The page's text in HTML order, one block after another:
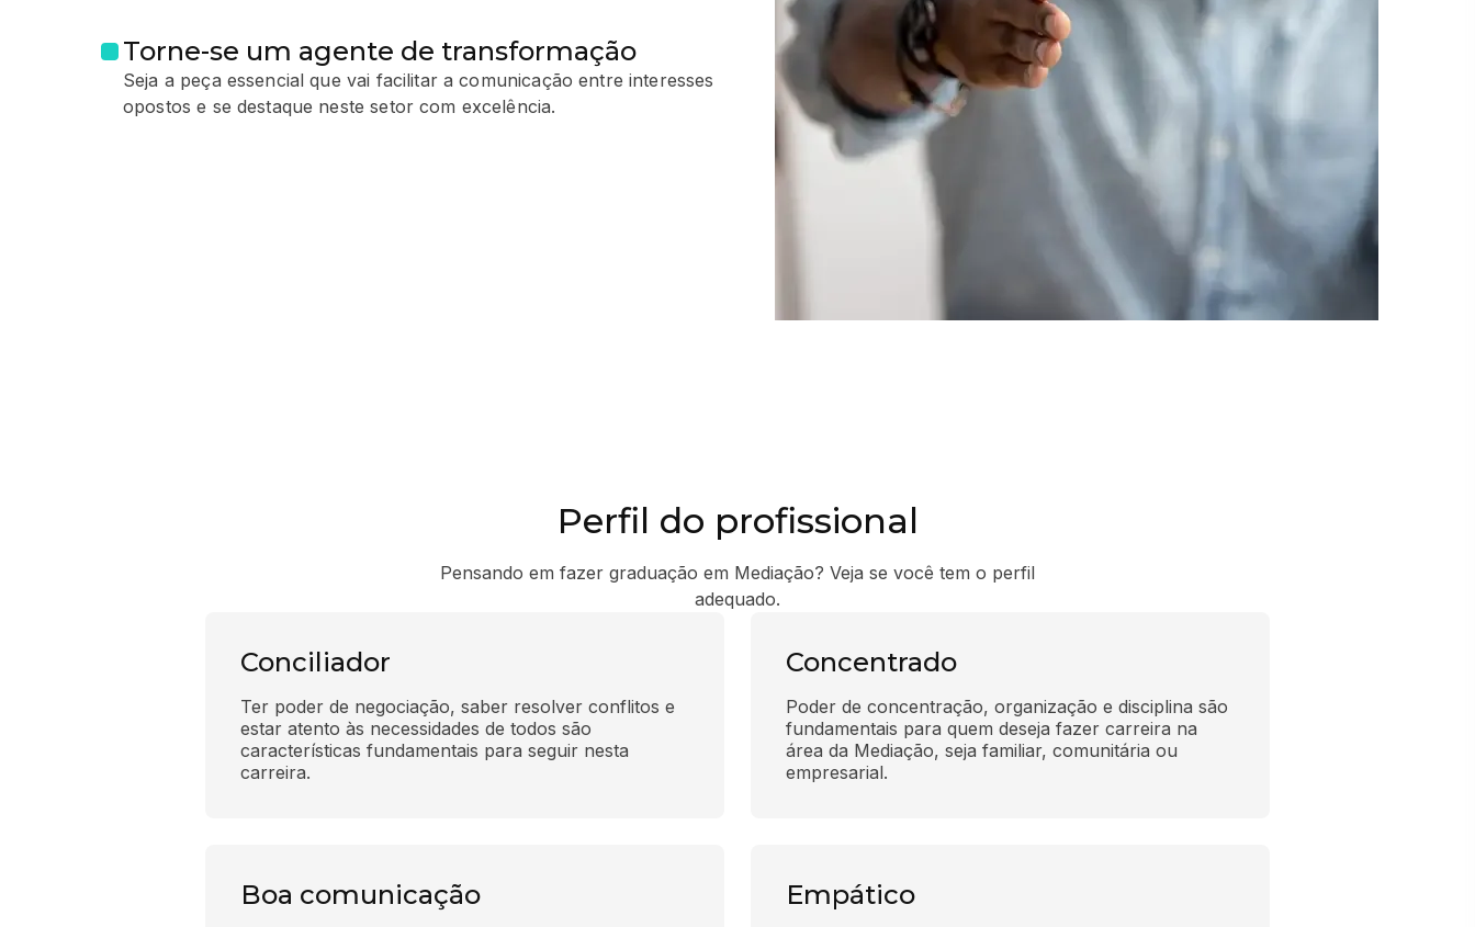
Torne-se um agente de transformação
Seja a peça essencial que vai facilitar a comunicação entre interesses
opostos e se destaque neste setor com excelência.
Perfil do profissional
Pensando em fazer graduação em Mediação? Veja se você tem o perfil
adequado.
Conciliador
Ter poder de negociação, saber resolver conflitos e
estar atento às necessidades de todos são
características fundamentais para seguir nesta
carreira.
Concentrado
Poder de concentração, organização e disciplina são
fundamentais para quem deseja fazer carreira na
área da Mediação, seja familiar, comunitária ou
empresarial.
Boa comunicação Empático